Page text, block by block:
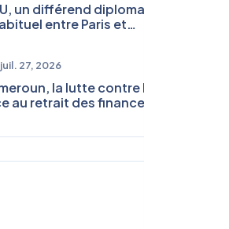
un différend diplomatique
entre Paris et
juil. 27, 2026
la lutte contre le VIH
au retrait des financements